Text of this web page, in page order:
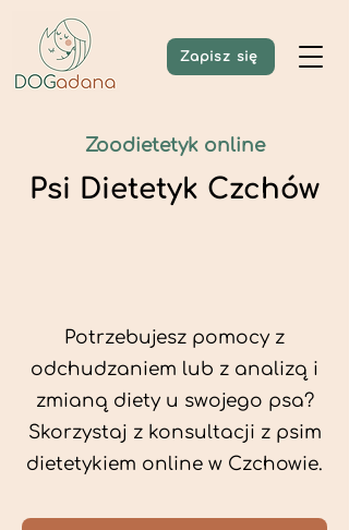
Zapisz się
Zoodietetyk online
Psi Dietetyk Czchów
Potrzebujesz pomocy z
odchudzaniem lub z analizą i
zmianą diety u swojego psa?
Skorzystaj z konsultacji z psim
dietetykiem online w Czchowie.